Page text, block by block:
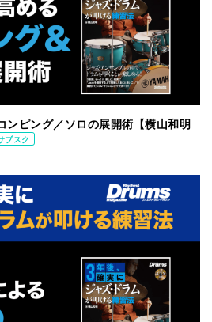
ンピング／ソロの展開術【横山和明
ブスク